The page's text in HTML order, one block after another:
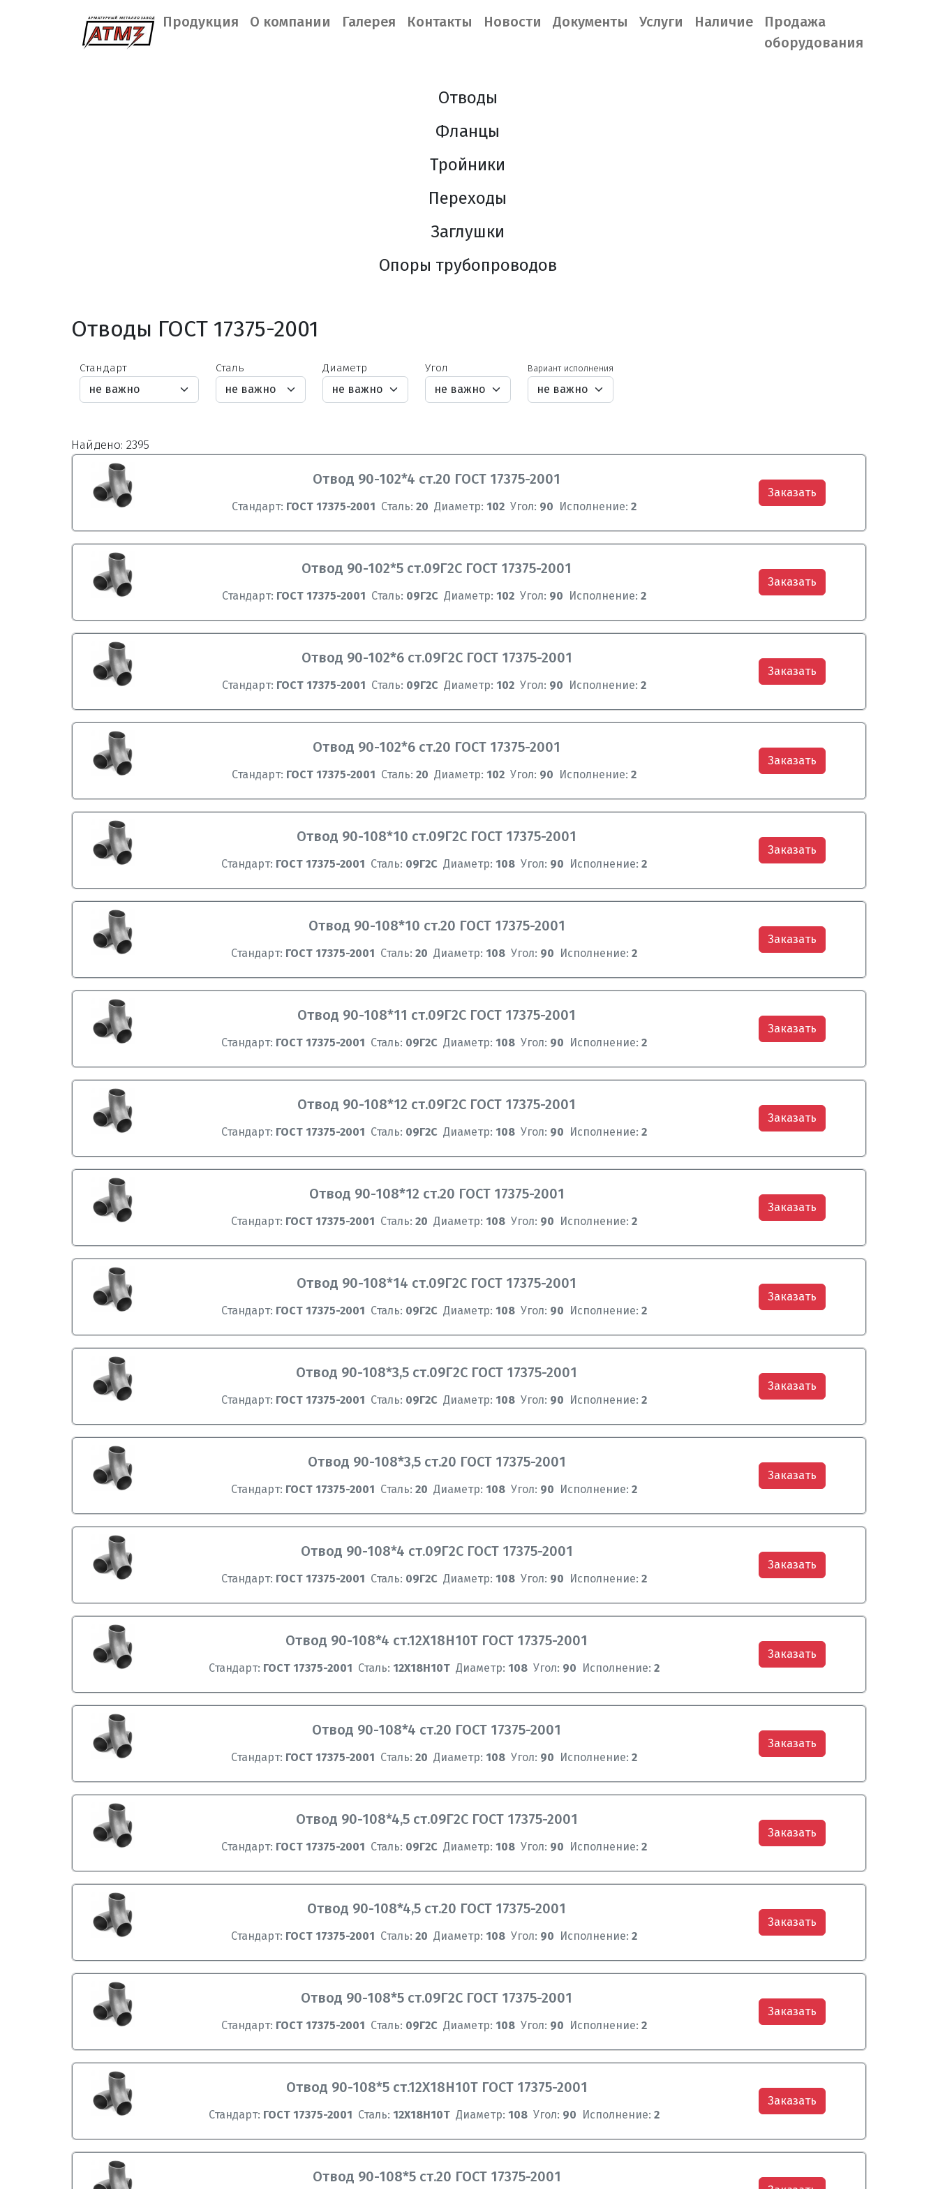
Продукция О компании Галерея Контакты Новости Документы Услуги Наличие
Продажа
оборудования
Отводы
Фланцы
Тройники
Переходы
Заглушки
Опоры трубопроводов
Отводы ГОСТ 17375-2001
Стандарт Сталь Диаметр Угол Вариант исполнения
Найдено: 2395
Отвод 90-102*4 ст.20 ГОСТ 17375-2001
Стандарт: ГОСТ 17375-2001 Сталь: 20 Диаметр: 102 Угол: 90 Исполнение: 2
Заказать
Отвод 90-102*5 ст.09Г2С ГОСТ 17375-2001
Стандарт: ГОСТ 17375-2001 Сталь: 09Г2С Диаметр: 102 Угол: 90 Исполнение: 2
Заказать
Отвод 90-102*6 ст.09Г2С ГОСТ 17375-2001
Стандарт: ГОСТ 17375-2001 Сталь: 09Г2С Диаметр: 102 Угол: 90 Исполнение: 2
Заказать
Отвод 90-102*6 ст.20 ГОСТ 17375-2001
Стандарт: ГОСТ 17375-2001 Сталь: 20 Диаметр: 102 Угол: 90 Исполнение: 2
Заказать
Отвод 90-108*10 ст.09Г2C ГОСТ 17375-2001
Стандарт: ГОСТ 17375-2001 Сталь: 09Г2C Диаметр: 108 Угол: 90 Исполнение: 2
Заказать
Отвод 90-108*10 ст.20 ГОСТ 17375-2001
Стандарт: ГОСТ 17375-2001 Сталь: 20 Диаметр: 108 Угол: 90 Исполнение: 2
Заказать
Отвод 90-108*11 ст.09Г2C ГОСТ 17375-2001
Стандарт: ГОСТ 17375-2001 Сталь: 09Г2C Диаметр: 108 Угол: 90 Исполнение: 2
Заказать
Отвод 90-108*12 ст.09Г2C ГОСТ 17375-2001
Стандарт: ГОСТ 17375-2001 Сталь: 09Г2C Диаметр: 108 Угол: 90 Исполнение: 2
Заказать
Отвод 90-108*12 ст.20 ГОСТ 17375-2001
Стандарт: ГОСТ 17375-2001 Сталь: 20 Диаметр: 108 Угол: 90 Исполнение: 2
Заказать
Отвод 90-108*14 ст.09Г2C ГОСТ 17375-2001
Стандарт: ГОСТ 17375-2001 Сталь: 09Г2C Диаметр: 108 Угол: 90 Исполнение: 2
Заказать
Отвод 90-108*3,5 ст.09Г2С ГОСТ 17375-2001
Стандарт: ГОСТ 17375-2001 Сталь: 09Г2С Диаметр: 108 Угол: 90 Исполнение: 2
Заказать
Отвод 90-108*3,5 ст.20 ГОСТ 17375-2001
Стандарт: ГОСТ 17375-2001 Сталь: 20 Диаметр: 108 Угол: 90 Исполнение: 2
Заказать
Отвод 90-108*4 ст.09Г2С ГОСТ 17375-2001
Стандарт: ГОСТ 17375-2001 Сталь: 09Г2С Диаметр: 108 Угол: 90 Исполнение: 2
Заказать
Отвод 90-108*4 ст.12Х18Н10Т ГОСТ 17375-2001
Стандарт: ГОСТ 17375-2001 Сталь: 12Х18Н10Т Диаметр: 108 Угол: 90 Исполнение: 2
Заказать
Отвод 90-108*4 ст.20 ГОСТ 17375-2001
Стандарт: ГОСТ 17375-2001 Сталь: 20 Диаметр: 108 Угол: 90 Исполнение: 2
Заказать
Отвод 90-108*4,5 ст.09Г2С ГОСТ 17375-2001
Стандарт: ГОСТ 17375-2001 Сталь: 09Г2С Диаметр: 108 Угол: 90 Исполнение: 2
Заказать
Отвод 90-108*4,5 ст.20 ГОСТ 17375-2001
Стандарт: ГОСТ 17375-2001 Сталь: 20 Диаметр: 108 Угол: 90 Исполнение: 2
Заказать
Отвод 90-108*5 ст.09Г2С ГОСТ 17375-2001
Стандарт: ГОСТ 17375-2001 Сталь: 09Г2С Диаметр: 108 Угол: 90 Исполнение: 2
Заказать
Отвод 90-108*5 ст.12Х18Н10Т ГОСТ 17375-2001
Стандарт: ГОСТ 17375-2001 Сталь: 12Х18Н10Т Диаметр: 108 Угол: 90 Исполнение: 2
Заказать
Отвод 90-108*5 ст.20 ГОСТ 17375-2001